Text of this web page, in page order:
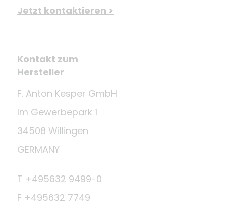
Jetzt kontaktieren >
Kontakt zum
Hersteller
F. Anton Kesper GmbH
Im Gewerbepark 1
34508 Willingen
GERMANY
T +495632 9499-0
F +495632 7749